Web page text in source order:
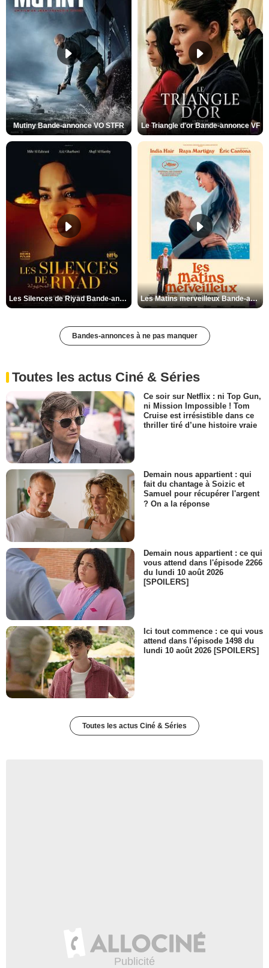
Mutiny Bande-annonce VO STFR Le Triangle d'or Bande-annonce VF
Les Silences de Riyad Bande-annonce VO STFR Les Matins merveilleux Bande-annonce VF
Bandes-annonces à ne pas manquer
Toutes les actus Ciné & Séries
Ce soir sur Netflix : ni Top Gun,
ni Mission Impossible ! Tom
Cruise est irrésistible dans ce
thriller tiré d’une histoire vraie
Demain nous appartient : qui
fait du chantage à Soizic et
Samuel pour récupérer l'argent
? On a la réponse
Demain nous appartient : ce qui
vous attend dans l'épisode 2266
du lundi 10 août 2026
[SPOILERS]
Ici tout commence : ce qui vous
attend dans l'épisode 1498 du
lundi 10 août 2026 [SPOILERS]
Toutes les actus Ciné & Séries